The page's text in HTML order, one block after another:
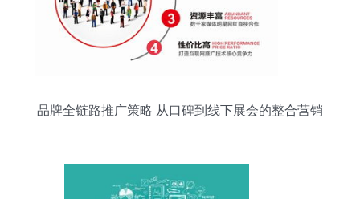
品牌全链路推广策略 从口碑到线下展会的整合营销